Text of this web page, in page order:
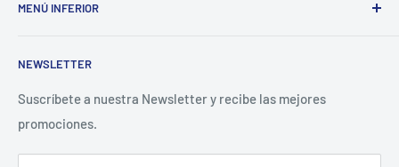
Perú SAC. Distribuidores Oficiales de Blackmagic Design,
MENÚ INFERIOR
Contacto
Preguntas Frecuentes
Términos del servicio
Política de reembolso
NEWSLETTER
Suscríbete a nuestra Newsletter y recibe las mejores
promociones.